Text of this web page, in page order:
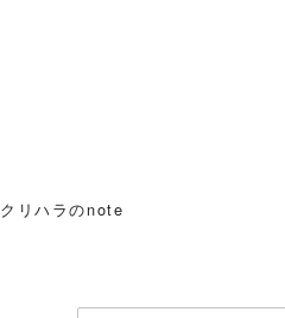
クリハラのnote